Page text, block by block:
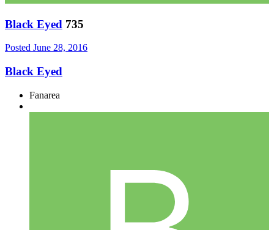
Black Eyed 735
Posted June 28, 2016
Black Eyed
Fanarea